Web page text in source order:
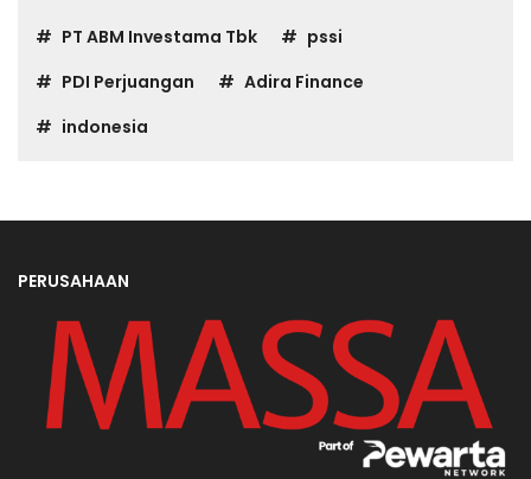
PT ABM Investama Tbk
pssi
PDI Perjuangan
Adira Finance
indonesia
PERUSAHAAN